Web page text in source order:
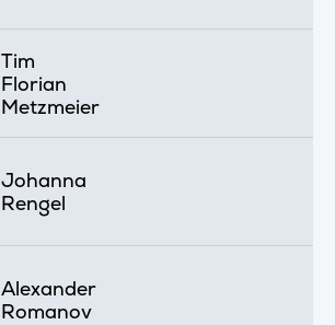
Tim
Florian
Metzmeier
Johanna
Rengel
Alexander
Romanov